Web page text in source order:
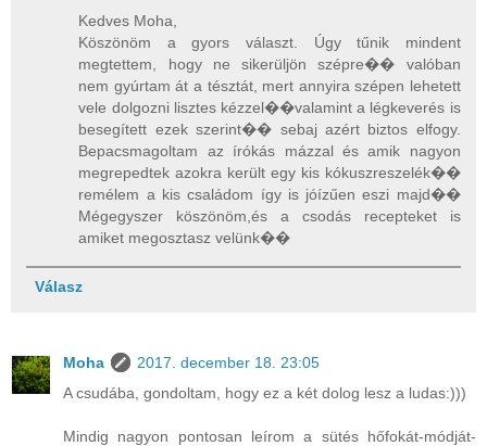
Kedves Moha,
Köszönöm a gyors választ. Úgy tűnik mindent
megtettem, hogy ne sikerüljön szépre�� valóban
nem gyúrtam át a tésztát, mert annyira szépen lehetett
vele dolgozni lisztes kézzel��valamint a légkeverés is
besegített ezek szerint�� sebaj azért biztos elfogy.
Bepacsmagoltam az írókás mázzal és amik nagyon
megrepedtek azokra került egy kis kókuszreszelék��
remélem a kis családom így is jóízűen eszi majd��
Mégegyszer köszönöm,és a csodás recepteket is
amiket megosztasz velünk��
Válasz
Moha
2017. december 18. 23:05
A csudába, gondoltam, hogy ez a két dolog lesz a ludas:)))
Mindig nagyon pontosan leírom a sütés hőfokát-módját-